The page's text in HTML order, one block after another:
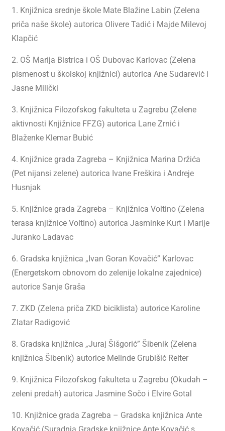
1. Knjižnica srednje škole Mate Blažine Labin (Zelena
priča naše škole) autorica Olivere Tadić i Majde Milevoj
Klapčić
2. OŠ Marija Bistrica i OŠ Dubovac Karlovac (Zelena
pismenost u školskoj knjižnici) autorica Ane Sudarević i
Jasne Milički
3. Knjižnica Filozofskog fakulteta u Zagrebu (Zelene
aktivnosti Knjižnice FFZG) autorica Lane Zrnić i
Blaženke Klemar Bubić
4. Knjižnice grada Zagreba – Knjižnica Marina Držića
(Pet nijansi zelene) autorica Ivane Freškira i Andreje
Husnjak
5. Knjižnice grada Zagreba – Knjižnica Voltino (Zelena
terasa knjižnice Voltino) autorica Jasminke Kurt i Marije
Juranko Ladavac
6. Gradska knjižnica „Ivan Goran Kovačić” Karlovac
(Energetskom obnovom do zelenije lokalne zajednice)
autorice Sanje Graša
7. ZKD (Zelena priča ZKD biciklista) autorice Karoline
Zlatar Radigović
8. Gradska knjižnica „Juraj Šišgorić” Šibenik (Zelena
knjižnica Šibenik) autorice Melinde Grubišić Reiter
9. Knjižnica Filozofskog fakulteta u Zagrebu (Okudah –
zeleni predah) autorica Jasmine Sočo i Elvire Gotal
10. Knjižnice grada Zagreba – Gradska knjižnica Ante
Kovačić (Suradnja Gradske knjižnice Ante Kovačić s